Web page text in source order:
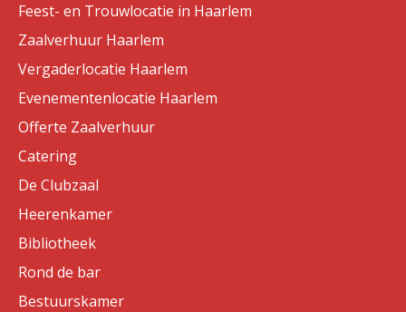
Feest- en Trouwlocatie in Haarlem
Zaalverhuur Haarlem
Vergaderlocatie Haarlem
Evenementenlocatie Haarlem
Offerte Zaalverhuur
Catering
De Clubzaal
Heerenkamer
Bibliotheek
Rond de bar
Bestuurskamer